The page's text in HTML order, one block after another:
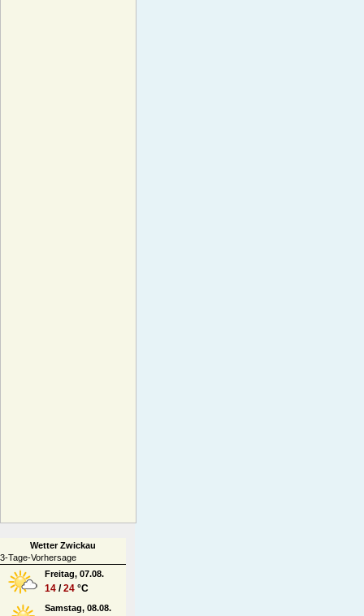
Wetter Zwickau
3-Tage-Vorhersage
Freitag, 07.08.
14 /24 °C
Samstag, 08.08.